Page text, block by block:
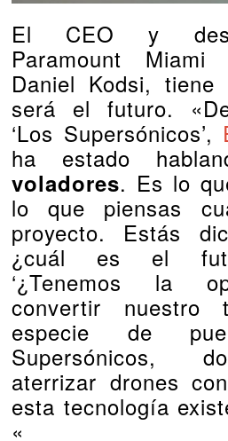
El CEO y
Paramount Miami
Daniel Kodsi,
será el futuro.
‘Los Supersónicos’,
ha estado
voladores. Es lo
lo que piensas
proyecto. Estás
¿cuál es el
‘¿Tenemos la
convertir nuestro
especie de
Supersónicos,
aterrizar drones
esta tecnología
«